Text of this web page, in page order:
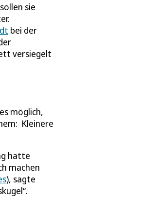
sie
bei der
versiegelt
möglich,
Kleinere
hatte
machen
), sagte